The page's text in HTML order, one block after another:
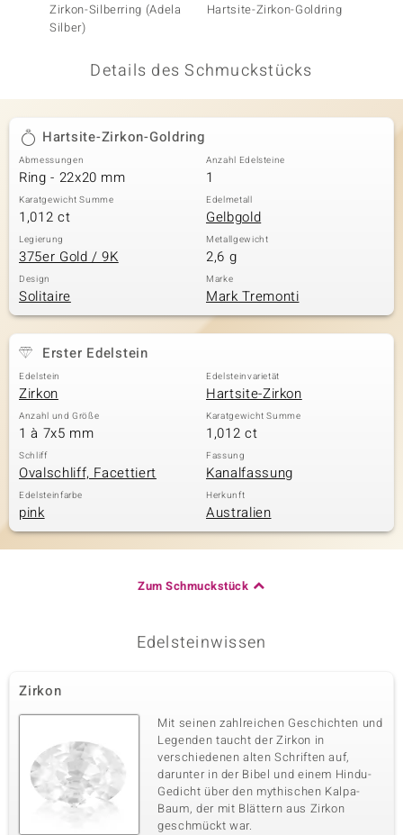
Classics
Zirkon-Silberring (Adela
Silber)
Hartsite-Zirkon-Goldring
Details des Schmuckstücks
Hartsite-Zirkon-Goldring
Abmessungen
Ring - 22x20 mm
Anzahl Edelsteine
1
Karatgewicht Summe
1,012 ct
Edelmetall
Gelbgold
Legierung
375er Gold / 9K
Metallgewicht
2,6 g
Design
Solitaire
Marke
Mark Tremonti
Erster Edelstein
Edelstein
Zirkon
Edelsteinvarietät
Hartsite-Zirkon
Anzahl und Größe
1 à 7x5 mm
Karatgewicht Summe
1,012 ct
Schliff
Ovalschliff, Facettiert
Fassung
Kanalfassung
Edelsteinfarbe
pink
Herkunft
Australien
Zum Schmuckstück
Edelsteinwissen
Zirkon
Mit seinen zahlreichen Geschichten und
Legenden taucht der Zirkon in
verschiedenen alten Schriften auf,
darunter in der Bibel und einem Hindu-
Gedicht über den mythischen Kalpa-
Baum, der mit Blättern aus Zirkon
geschmückt war.